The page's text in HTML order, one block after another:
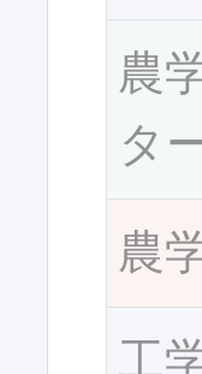
農
タ
農
工